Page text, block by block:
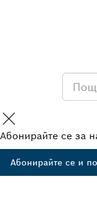
Абонирайте се за
Абонирайте се и